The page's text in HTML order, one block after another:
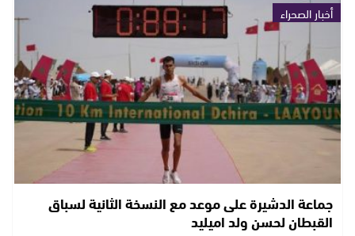
أخبار الصحراء
جماعة الدشيرة على موعد مع النسخة الثانية لسباق
القبطان لحسن ولد اميليد